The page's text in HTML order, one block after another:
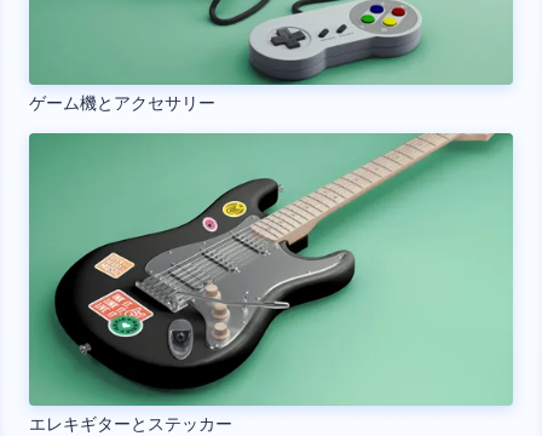
ゲーム機とアクセサリー
エレキギターとステッカー